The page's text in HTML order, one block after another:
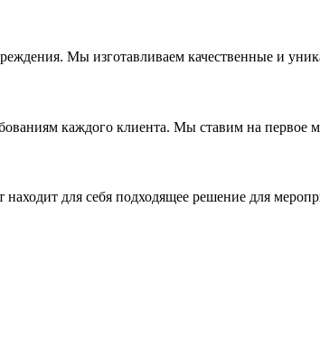
Мы изготавливаем качественные и
каждого клиента. Мы ставим на первое
для себя подходящее решение для